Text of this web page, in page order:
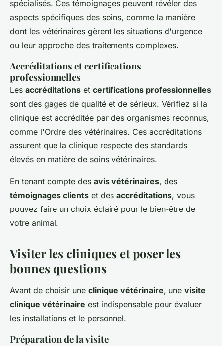
spécialisés. Ces témoignages peuvent révéler des
aspects spécifiques des soins, comme la manière
dont les vétérinaires gèrent les situations d'urgence
ou leur approche des traitements complexes.
Accréditations et certifications
professionnelles
Les accréditations et certifications professionnelles
sont des gages de qualité et de sérieux. Vérifiez si la
clinique est accréditée par des organismes reconnus,
comme l'Ordre des vétérinaires. Ces accréditations
assurent que la clinique respecte des standards
élevés en matière de soins vétérinaires.
En tenant compte des avis vétérinaires, des
témoignages clients et des accréditations, vous
pouvez faire un choix éclairé pour le bien-être de
votre animal.
Visiter les cliniques et poser les
bonnes questions
Avant de choisir une clinique vétérinaire, une visite
clinique vétérinaire est indispensable pour évaluer
les installations et le personnel.
Préparation de la visite